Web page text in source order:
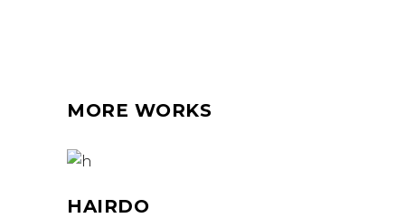
MORE WORKS
HAIRDO